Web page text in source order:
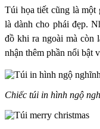
Túi họa tiết cũng là một
là dành cho phái đẹp.
đồ khi ra ngoài mà còn
nhận thêm phần nổi bật
Chiếc túi in hình ngộ